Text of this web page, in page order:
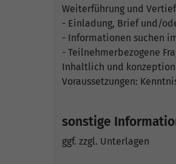
Weiterführung und
- Einladung, Brief und/
- Informationen suchen
- Teilnehmerbezogene
Inhaltlich und
Voraussetzungen:
sonstige
ggf. zzgl. Unterlagen